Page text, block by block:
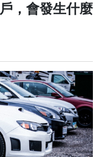
，會發生什麼